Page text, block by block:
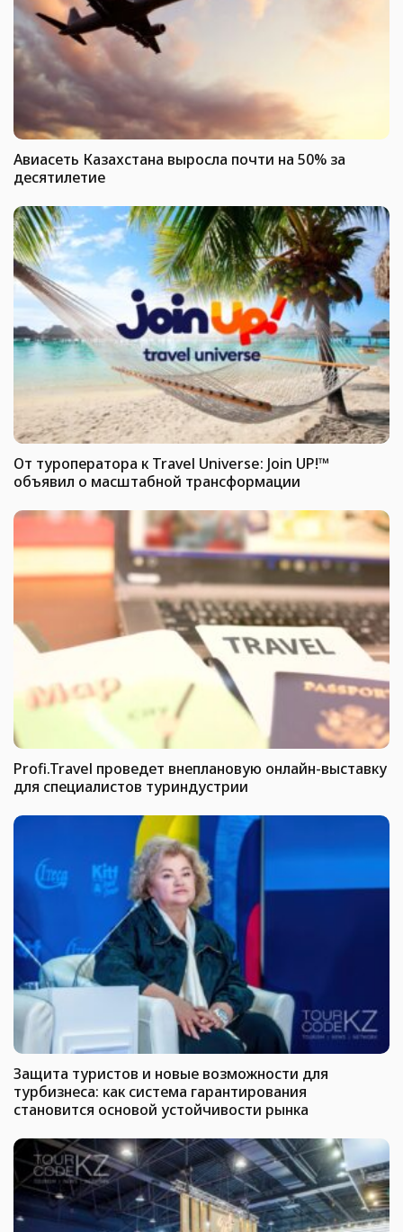
Авиасеть Казахстана выросла почти на 50% за
десятилетие
От туроператора к Travel Universe: Join UP!™
объявил о масштабной трансформации
Profi.Travel проведет внеплановую онлайн-выставку
для специалистов туриндустрии
Защита туристов и новые возможности для
турбизнеса: как система гарантирования
становится основой устойчивости рынка